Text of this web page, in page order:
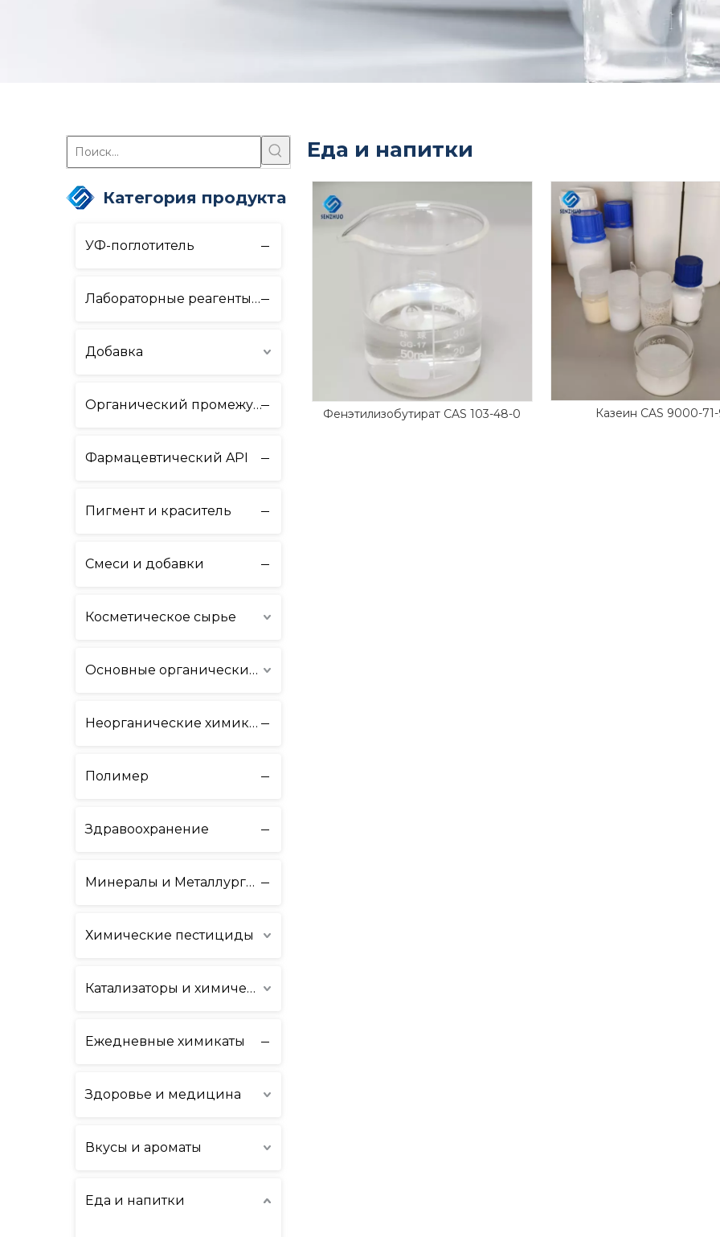
Категория продукта
УФ-поглотитель
Лабораторные реагенты и оборудование
Добавка
Органический промежуточный продукт
Фармацевтический API
Пигмент и краситель
Смеси и добавки
Косметическое сырье
Основные органические химикаты
Неорганические химикаты
Полимер
Здравоохранение
Минералы и Металлургия
Химические пестициды
Катализаторы и химические вспомогательные вещества
Ежедневные химикаты
Здоровье и медицина
Вкусы и ароматы
Еда и напитки
Еда и напитки
Фенэтилизобутират CAS 103-48-0 Казеин CAS 9000-